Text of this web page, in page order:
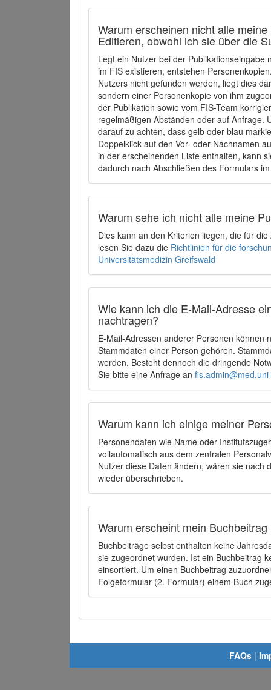
Warum erscheinen nicht alle
Editieren, obwohl ich sie über die
Legt ein Nutzer bei der
im FIS existieren, entstehen
Nutzers nicht gefunden werden, liegt dies
sondern einer Personenkopie von ihm
der Publikation sowie vom FIS-Team
regelmäßigen Abständen oder auf Anfrage.
darauf zu achten, dass gelb oder blau
Doppelklick auf den Vor- oder Nachnamen
in der erscheinenden Liste enthalten, kann
dadurch nach Abschließen des Formulars
Warum sehe ich nicht alle meine
Dies kann an den Kriterien liegen, die für
lesen Sie dazu die Richtlinien für die
Universitätsmedizin Greifswald
Wie kann ich die E-Mail-Adresse
nachtragen?
E-Mail-Adressen anderer Personen können
Stammdaten einer Person gehören.
werden. Besteht dennoch die dringende
Sie bitte eine Anfrage an
Warum kann ich einige meiner
Personendaten wie Name oder
vollautomatisch aus dem zentralen
Nutzer diese Daten ändern, wären sie
wieder überschrieben.
Warum erscheint mein
Buchbeiträge selbst enthalten keine
sie zugeordnet wurden. Ist ein Buchbeitrag
einsortiert. Um einen Buchbeitrag
Folgeformular (2. Formular) einem Buch
FAQs |